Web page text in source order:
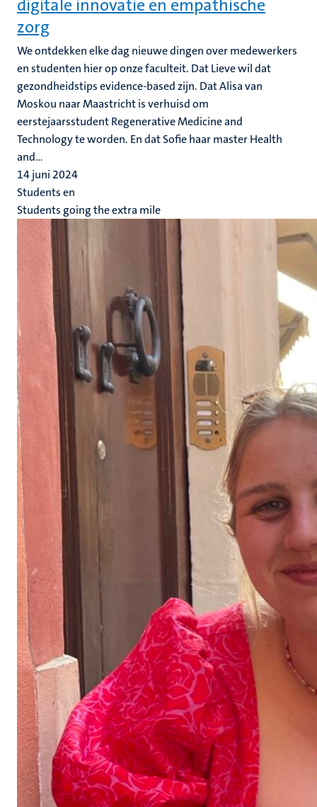
digitale innovatie en empathische
zorg
We ontdekken elke dag nieuwe dingen over medewerkers
en studenten hier op onze faculteit. Dat Lieve wil dat
gezondheidstips evidence-based zijn. Dat Alisa van
Moskou naar Maastricht is verhuisd om
eerstejaarsstudent Regenerative Medicine and
Technology te worden. En dat Sofie haar master Health
and...
14 juni 2024
Students en
Students going the extra mile